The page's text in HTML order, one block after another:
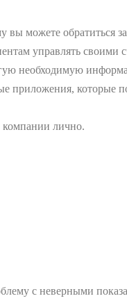
вы можете обратиться
управлять своими
необходимую
которые
компании лично.
с неверными